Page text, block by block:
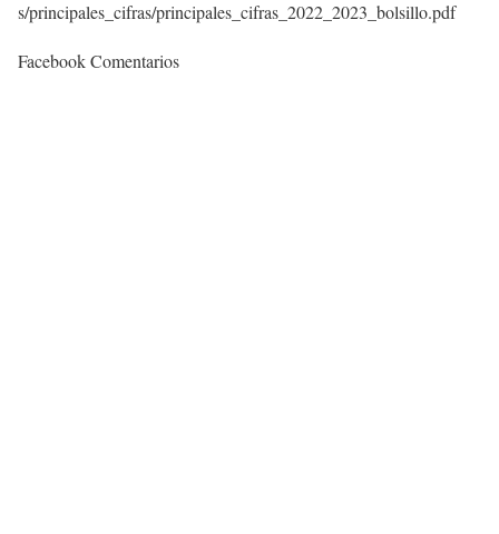
s/principales_cifras/principales_cifras_2022_2023_bolsillo.pdf
Facebook Comentarios